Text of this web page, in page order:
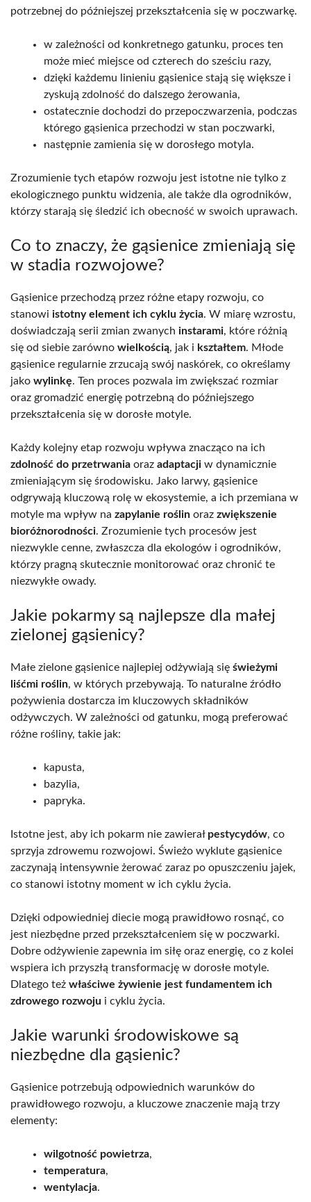
potrzebnej do późniejszej przekształcenia się w poczwarkę.
w zależności od konkretnego gatunku, proces ten
może mieć miejsce od czterech do sześciu razy,
dzięki każdemu linieniu gąsienice stają się większe i
zyskują zdolność do dalszego żerowania,
ostatecznie dochodzi do przepoczwarzenia, podczas
którego gąsienica przechodzi w stan poczwarki,
następnie zamienia się w dorosłego motyla.
Zrozumienie tych etapów rozwoju jest istotne nie tylko z
ekologicznego punktu widzenia, ale także dla ogrodników,
którzy starają się śledzić ich obecność w swoich uprawach.
Co to znaczy, że gąsienice zmieniają się
w stadia rozwojowe?
Gąsienice przechodzą przez różne etapy rozwoju, co
stanowi istotny element ich cyklu życia. W miarę wzrostu,
doświadczają serii zmian zwanych instarami, które różnią
się od siebie zarówno wielkością, jak i kształtem. Młode
gąsienice regularnie zrzucają swój naskórek, co określamy
jako wylinkę. Ten proces pozwala im zwiększać rozmiar
oraz gromadzić energię potrzebną do późniejszego
przekształcenia się w dorosłe motyle.
Każdy kolejny etap rozwoju wpływa znacząco na ich
zdolność do przetrwania oraz adaptacji w dynamicznie
zmieniającym się środowisku. Jako larwy, gąsienice
odgrywają kluczową rolę w ekosystemie, a ich przemiana w
motyle ma wpływ na zapylanie roślin oraz zwiększenie
bioróżnorodności. Zrozumienie tych procesów jest
niezwykle cenne, zwłaszcza dla ekologów i ogrodników,
którzy pragną skutecznie monitorować oraz chronić te
niezwykłe owady.
Jakie pokarmy są najlepsze dla małej
zielonej gąsienicy?
Małe zielone gąsienice najlepiej odżywiają się świeżymi
liśćmi roślin, w których przebywają. To naturalne źródło
pożywienia dostarcza im kluczowych składników
odżywczych. W zależności od gatunku, mogą preferować
różne rośliny, takie jak:
kapusta,
bazylia,
papryka.
Istotne jest, aby ich pokarm nie zawierał pestycydów, co
sprzyja zdrowemu rozwojowi. Świeżo wyklute gąsienice
zaczynają intensywnie żerować zaraz po opuszczeniu jajek,
co stanowi istotny moment w ich cyklu życia.
Dzięki odpowiedniej diecie mogą prawidłowo rosnąć, co
jest niezbędne przed przekształceniem się w poczwarki.
Dobre odżywienie zapewnia im siłę oraz energię, co z kolei
wspiera ich przyszłą transformację w dorosłe motyle.
Dlatego też właściwe żywienie jest fundamentem ich
zdrowego rozwoju i cyklu życia.
Jakie warunki środowiskowe są
niezbędne dla gąsienic?
Gąsienice potrzebują odpowiednich warunków do
prawidłowego rozwoju, a kluczowe znaczenie mają trzy
elementy:
wilgotność powietrza,
temperatura,
wentylacja.